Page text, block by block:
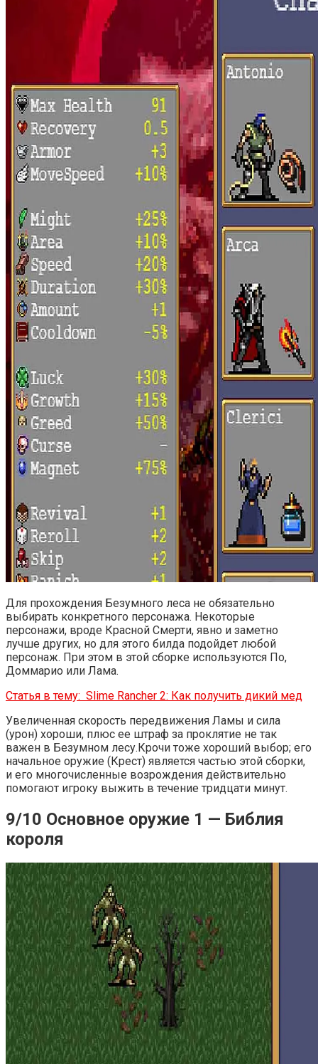
Для прохождения Безумного леса не обязательно
выбирать конкретного персонажа. Некоторые
персонажи, вроде Красной Смерти, явно и заметно
лучше других, но для этого билда подойдет любой
персонаж. При этом в этой сборке используются По,
Доммарио или Лама.
Статья в тему: Slime Rancher 2: Как получить дикий мед
Увеличенная скорость передвижения Ламы и сила
(урон) хороши, плюс ее штраф за проклятие не так
важен в Безумном лесу.Крочи тоже хороший выбор; его
начальное оружие (Крест) является частью этой сборки,
и его многочисленные возрождения действительно
помогают игроку выжить в течение тридцати минут.
9/10 Основное оружие 1 — Библия
короля